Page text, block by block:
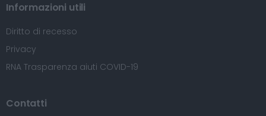
Informazioni utili
Diritto di recesso
Privacy
RNA Trasparenza aiuti COVID-19
Contatti